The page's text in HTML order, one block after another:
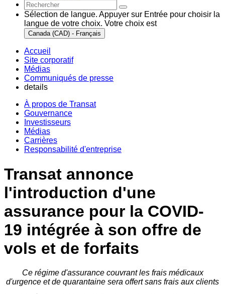
Sélection de langue. Appuyer sur Entrée pour choisir la
langue de votre choix. Votre choix est
Canada (CAD) - Français
Accueil
Site corporatif
Médias
Communiqués de presse
details
À propos de Transat
Gouvernance
Investisseurs
Médias
Carrières
Responsabilité d'entreprise
Transat annonce
l'introduction d'une
assurance pour la COVID-
19 intégrée à son offre de
vols et de forfaits
Ce régime d'assurance couvrant les frais médicaux
d'urgence et de quarantaine sera offertsans frais aux clients